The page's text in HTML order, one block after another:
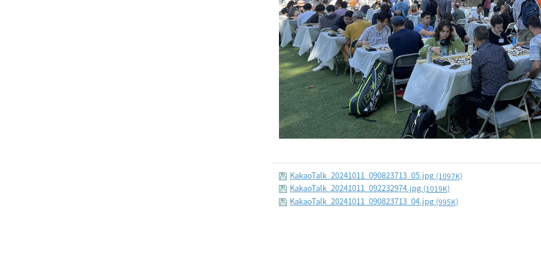
KakaoTalk_20241011_090823713_05.jpg (1097K)
KakaoTalk_20241011_092232974.jpg (1019K)
KakaoTalk_20241011_090823713_04.jpg (995K)